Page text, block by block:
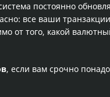
постоянно
все ваши
от того, какой
, если вам срочно